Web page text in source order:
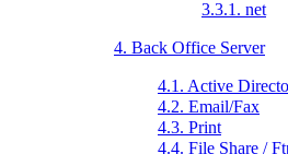
3.3.1. net
4. Back Office Server
4.1. Active
4.2. Email/Fax
4.3. Print
4.4. File Share /